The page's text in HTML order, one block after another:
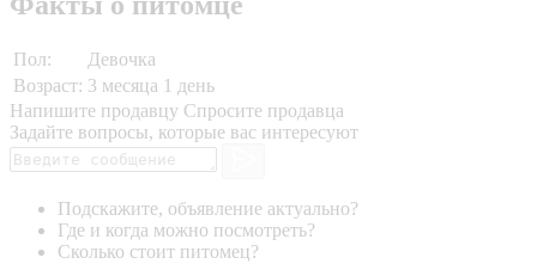
Пол:
Девочка
Возраст: 3 месяца 1 день
Напишите продавцу Спросите продавца
Задайте вопросы, которые вас интересуют
Подскажите, объявление актуально?
Где и когда можно посмотреть?
Сколько стоит питомец?